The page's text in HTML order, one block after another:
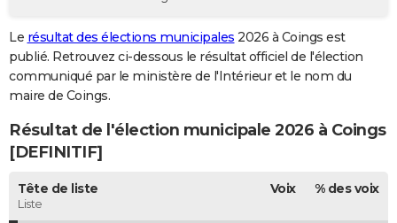
GUIDES D'ACHAT
BONS PLANS
CARTE DE VOEUX
Carte de Noël
Carte Bonne année
Carte Saint-Valentin
Carte Pâques
Carte d'anniversaire
DICTIONNAIRE
Dictionnaire
Biographies
Citations
Expressions
Proverbes
PROGRAMME TV
Le résultat des élections municipales 2026 à Coings est
publié. Retrouvez ci-dessous le résultat officiel de l'élection
communiqué par le ministère de l'Intérieur et le nom du
maire de Coings.
Résultat de l'élection municipale 2026 à Coings
[DEFINITIF]
Tête de liste
Liste
Voix % des voix